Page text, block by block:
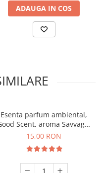
ADAUGA IN COS
Esenta parfum ambiental,
Scent, aroma Savvage,
10 g
15,00 RON